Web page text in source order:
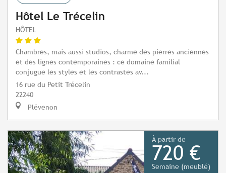
Hôtel Le Trécelin
HÔTEL
Chambres, mais aussi studios, charme des pierres anciennes
et des lignes contemporaines : ce domaine familial
conjugue les styles et les contrastes av...
16 rue du Petit Trécelin
22240
Plévenon
À partir de
720 €
Semaine (meublé)